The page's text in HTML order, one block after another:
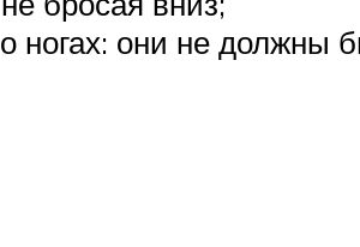
ногах: они не должны